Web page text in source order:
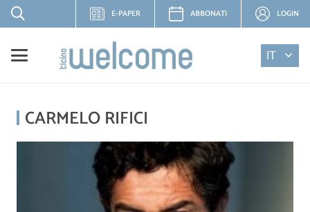
E-PAPER ABBONATI LOGIN
IT
CARMELO RIFICI